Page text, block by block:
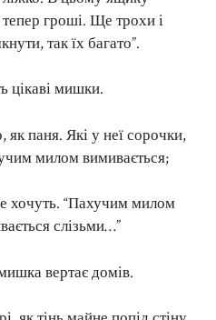
тепер гроші. Ще трохи і
так їх багато”.
цікаві мишки.
як паня. Які у неї сорочки,
милом вимивається;
хочуть. “Пахучим милом
слізьми…”
вертає домів.